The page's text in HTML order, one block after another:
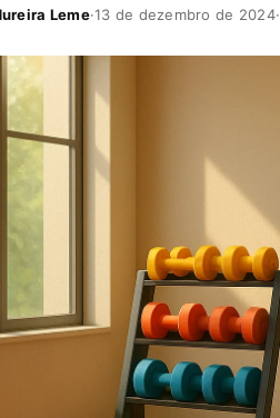
Leme·13 de dezembro de 2024·